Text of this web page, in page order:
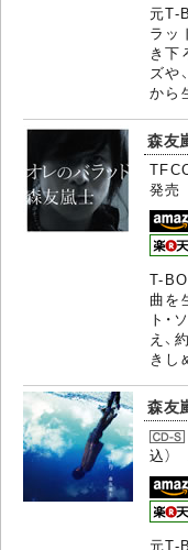
元T-
ラッ
き下
ズや
から
森友
発売
T-
曲を
ト・
え、
きし
森友
込）
元T-